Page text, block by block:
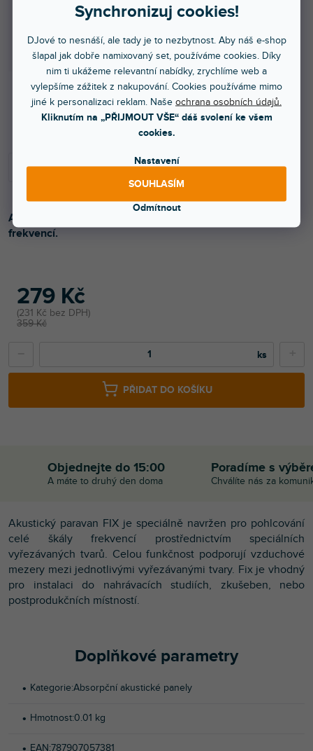
Synchronizuj cookies!
DJové to nesnáší, ale tady je to nezbytnost. Aby náš e-shop
šlapal jak dobře namixovaný set, používáme cookies. Díky
nim ti ukážeme relevantní nabídky, zrychlíme web a
vylepšíme zážitek z nakupování. Cookies používáme mimo
jiné k personalizaci reklam. Naše ochrana osobních údajů.
Kliknutím na „PŘIJMOUT VŠE“ dáš svolení ke všem
cookies.
Nastavení
Odmítnout
SOUHLASÍM
359 Kč
279 Kč
231 Kč bez DPH
Skladem na prodejně
PŘIDAT DO KOŠÍKU
Akustický paravan navržen pro pohlcování celé škály
frekvencí.
Objednejte do 15:00
A máte to druhý den doma
Poradíme s
Chválíte nás za
Akustický paravan FIX je speciálně navržen pro pohlcování
celé škály frekvencí prostřednictvím speciálních
vyřezávaných tvarů. Celou funkčnost podporují vzduchové
mezery mezi jednotlivými vyřezávanými tvary. Fix je vhodný
pro instalaci do nahrávacích studiích, zkušeben, nebo
postprodukčních místností.
Doplňkové parametry
Kategorie:Absorpční akustické panely
Hmotnost:0.01 kg
EAN:787907057381